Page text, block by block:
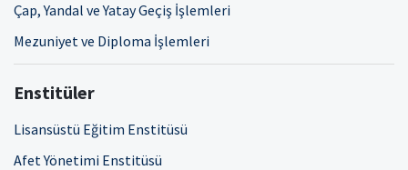
Çap, Yandal ve Yatay Geçiş İşlemleri
Mezuniyet ve Diploma İşlemleri
Enstitüler
Lisansüstü Eğitim Enstitüsü
Afet Yönetimi Enstitüsü